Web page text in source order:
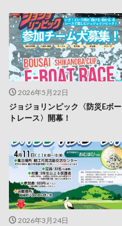
2026年5月22日
ジョジョリンピック〈防災Eボー
トレース〉開幕！
2026年3月24日